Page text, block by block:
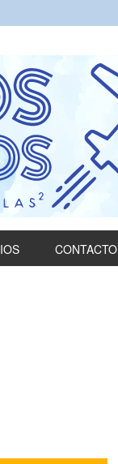
CONTACTO